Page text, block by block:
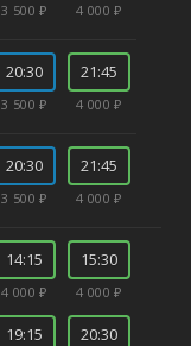
3 500 ₽ 4 000 ₽
20:30
3 500 ₽
21:45
4 000 ₽
20:30
3 500 ₽
21:45
4 000 ₽
14:15
4 000 ₽
15:30
4 000 ₽
19:15 20:30